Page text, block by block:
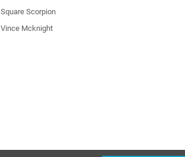
Square Scorpion
Vince Mcknight